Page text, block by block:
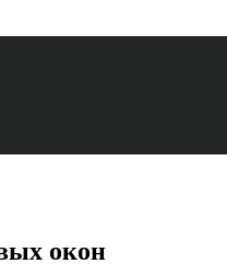
окон